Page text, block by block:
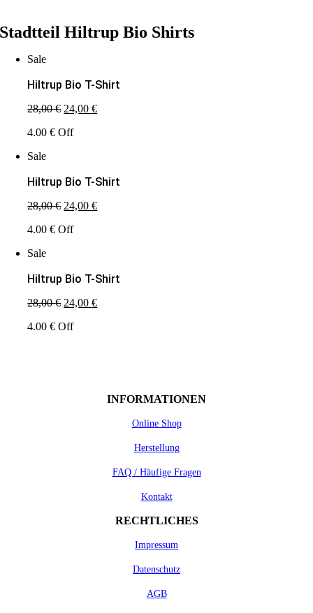
Stadtteil Hiltrup Bio Shirts
Sale
Hiltrup Bio T-Shirt
28,00€ Ursprünglicher
war:
24,00€Aktueller
4.00 € Off
Sale
Hiltrup Bio T-Shirt
28,00€ Ursprünglicher
war:
24,00€Aktueller
4.00 € Off
Sale
Hiltrup Bio T-Shirt
28,00€ Ursprünglicher
war:
24,00€Aktueller
4.00 € Off
INFORMATIONEN
Online Shop
Herstellung
FAQ / Häufige Fragen
Kontakt
RECHTLICHES
Impressum
Datenschutz
AGB